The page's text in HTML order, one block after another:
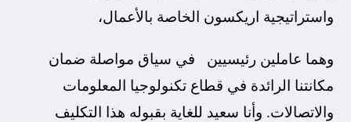
واستراتيجية اريكسون الخاصة بالأعمال،
وهما عاملين رئيسيين في سياق مواصلة ضمان
مكانتنا الرائدة في قطاع تكنولوجيا المعلومات
والاتصالات. وأنا سعيد للغاية بقبوله هذا التكليف